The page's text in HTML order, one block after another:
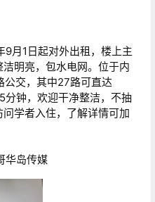
9月1日起对外出租，楼上主
明亮，包水电网。位于内
公交，其中27路可直达
钟，欢迎干净整洁，不抽
学者入住，了解详情可加
华岛传媒